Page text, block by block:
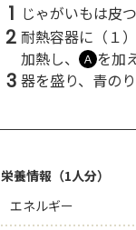
1 じゃがいもは皮
2 耐熱容器に（１
加熱し、
Ａ を加
3 器を盛り、青のり
栄養情報（1人分）
エネルギー